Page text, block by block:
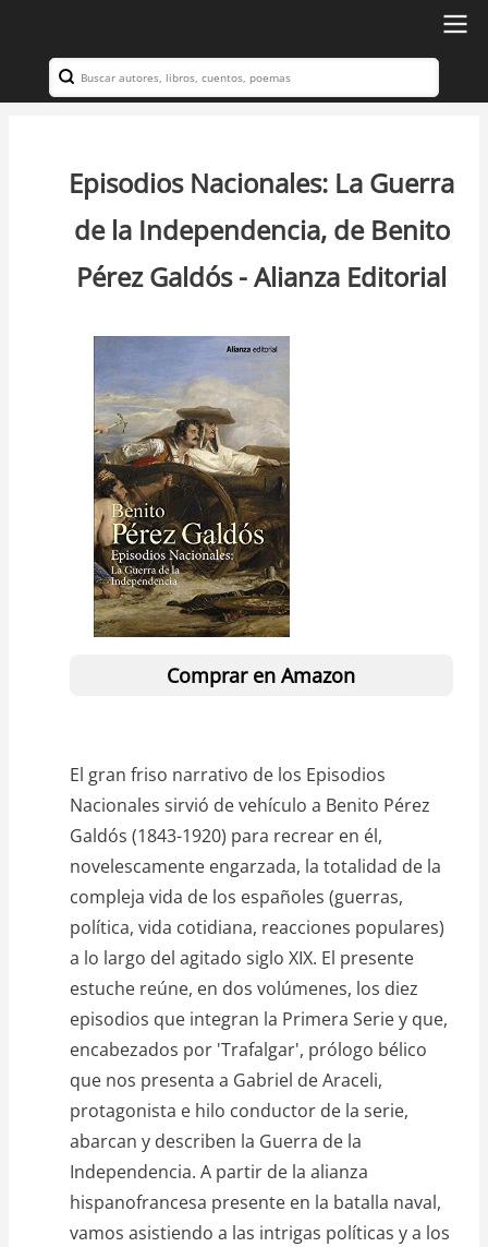
contenido
principal
Navegación
Search
Episodios Nacionales: La Guerra
de la Independencia, de Benito
Pérez Galdós - Alianza Editorial
Comprar en Amazon
El gran friso narrativo de los Episodios
Nacionales sirvió de vehículo a Benito Pérez
Galdós (1843-1920) para recrear en él,
novelescamente engarzada, la totalidad de la
compleja vida de los españoles (guerras,
política, vida cotidiana, reacciones populares)
a lo largo del agitado siglo XIX. El presente
estuche reúne, en dos volúmenes, los diez
episodios que integran la Primera Serie y que,
encabezados por 'Trafalgar', prólogo bélico
que nos presenta a Gabriel de Araceli,
protagonista e hilo conductor de la serie,
abarcan y describen la Guerra de la
Independencia. A partir de la alianza
hispanofrancesa presente en la batalla naval,
vamos asistiendo a las intrigas políticas y a los